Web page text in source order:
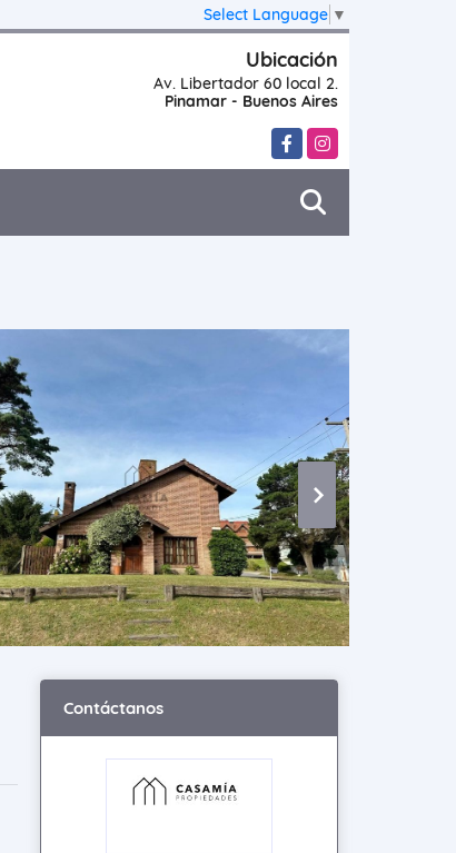
Select Language ▼
Ubicación
Av. Libertador 60 local 2.
Pinamar - Buenos Aires
FacebookInstagram
Contáctanos